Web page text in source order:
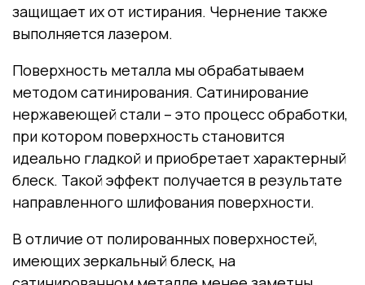
защищает их от истирания. Чернение также
выполняется лазером.
Поверхность металла мы обрабатываем
методом сатинирования. Сатинирование
нержавеющей стали – это процесс обработки,
при котором поверхность становится
идеально гладкой и приобретает характерный
блеск. Такой эффект получается в результате
направленного шлифования поверхности.
В отличие от полированных поверхностей,
имеющих зеркальный блеск, на